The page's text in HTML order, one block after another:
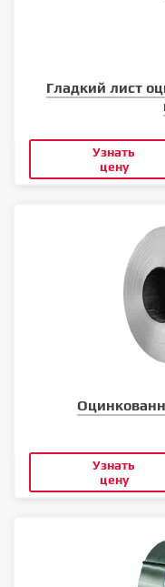
Гладкий лист
Узнать
цену
Узнать
цену